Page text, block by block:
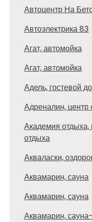
Автоцентр На
Автоэлектрика 83
Агат, автомойка
Агат, автомойка
Адель, гостевой
Адреналин, центр
Академия отдыха,
отдыха
Акваласки,
Аквамарин, сауна
Аквамарин, сауна
Аквамарин,